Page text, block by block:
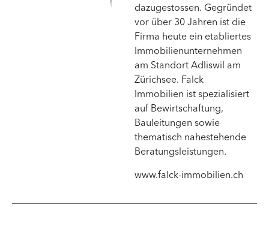
dazugestossen. Gegründet
vor über 30 Jahren ist die
Firma heute ein etabliertes
Immobilienunternehmen
am Standort Adliswil am
Zürichsee. Falck
Immobilien ist spezialisiert
auf Bewirtschaftung,
Bauleitungen sowie
thematisch nahestehende
Beratungsleistungen.
www.falck-immobilien.ch